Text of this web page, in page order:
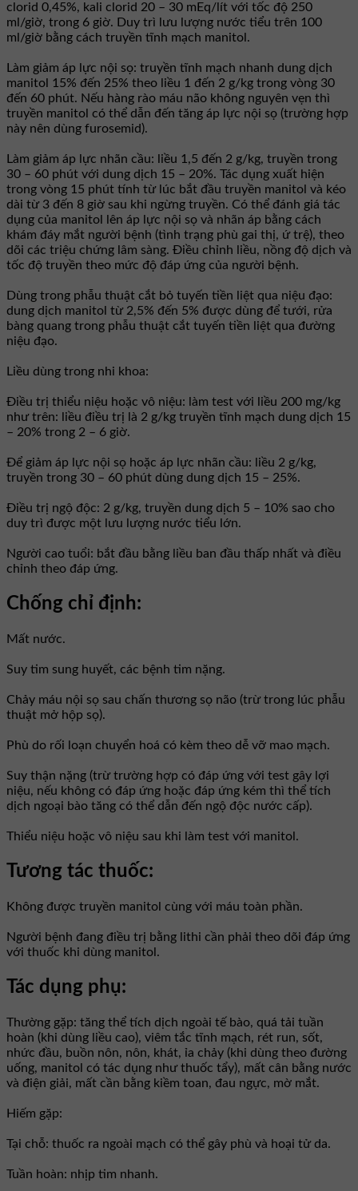
clorid 0,45%, kali clorid 20 – 30 mEq/lít với tốc độ 250
ml/giờ, trong 6 giờ. Duy trì lưu lượng nước tiểu trên 100
ml/giờ bằng cách truyền tĩnh mạch manitol.
Làm giảm áp lực nội sọ: truyền tĩnh mạch nhanh dung dịch
manitol 15% đến 25% theo liều 1 đến 2 g/kg trong vòng 30
đến 60 phút. Nếu hàng rào máu não không nguyên vẹn thì
truyền manitol có thể dẫn đến tăng áp lực nội sọ (trường hợp
này nên dùng furosemid).
Làm giảm áp lực nhãn cầu: liều 1,5 đến 2 g/kg, truyền trong
30 – 60 phút với dung dịch 15 – 20%. Tác dụng xuất hiện
trong vòng 15 phút tính từ lúc bắt đầu truyền manitol và kéo
dài từ 3 đến 8 giờ sau khi ngừng truyền. Có thể đánh giá tác
dụng của manitol lên áp lực nội sọ và nhãn áp bằng cách
khám đáy mắt người bệnh (tình trạng phù gai thị, ứ trệ), theo
dõi các triệu chứng lâm sàng. Điều chỉnh liều, nồng độ dịch và
tốc độ truyền theo mức độ đáp ứng của người bệnh.
Dùng trong phẫu thuật cắt bỏ tuyến tiền liệt qua niệu đạo:
dung dịch manitol từ 2,5% đến 5% được dùng để tưới, rửa
bàng quang trong phẫu thuật cắt tuyến tiền liệt qua đường
niệu đạo.
Liều dùng trong nhi khoa:
Điều trị thiểu niệu hoặc vô niệu: làm test với liều 200 mg/kg
như trên: liều điều trị là 2 g/kg truyền tĩnh mạch dung dịch 15
– 20% trong 2 – 6 giờ.
Để giảm áp lực nội sọ hoặc áp lực nhãn cầu: liều 2 g/kg,
truyền trong 30 – 60 phút dùng dung dịch 15 – 25%.
Điều trị ngộ độc: 2 g/kg, truyền dung dịch 5 – 10% sao cho
duy trì được một lưu lượng nước tiểu lớn.
Người cao tuổi: bắt đầu bằng liều ban đầu thấp nhất và điều
chỉnh theo đáp ứng.
Chống chỉ định:
Mất nước.
Suy tim sung huyết, các bệnh tim nặng.
Chảy máu nội sọ sau chấn thương sọ não (trừ trong lúc phẫu
thuật mở hộp sọ).
Phù do rối loạn chuyển hoá có kèm theo dễ vỡ mao mạch.
Suy thận nặng (trừ trường hợp có đáp ứng với test gây lợi
niệu, nếu không có đáp ứng hoặc đáp ứng kém thì thể tích
dịch ngoại bào tăng có thể dẫn đến ngộ độc nước cấp).
Thiểu niệu hoặc vô niệu sau khi làm test với manitol.
Tương tác thuốc:
Không được truyền manitol cùng với máu toàn phần.
Người bệnh đang điều trị bằng lithi cần phải theo dõi đáp ứng
với thuốc khi dùng manitol.
Tác dụng phụ:
Thường gặp: tăng thể tích dịch ngoài tế bào, quá tải tuần
hoàn (khi dùng liều cao), viêm tắc tĩnh mạch, rét run, sốt,
nhức đầu, buồn nôn, nôn, khát, ỉa chảy (khi dùng theo đường
uống, manitol có tác dụng như thuốc tẩy), mất cân bằng nước
và điện giải, mất cần bằng kiềm toan, đau ngực, mờ mắt.
Hiếm gặp:
Tại chỗ: thuốc ra ngoài mạch có thể gây phù và hoại tử da.
Tuần hoàn: nhịp tim nhanh.